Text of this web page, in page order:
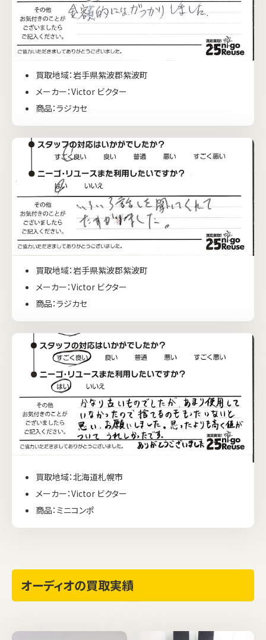
買取地域：岩手県紫波郡紫波町
メーカー：Victor ビクター
商品：ラジカセ
買取地域：岩手県紫波郡紫波町
メーカー：Victor ビクター
商品：ラジカセ
買取地域：北海道札幌市
メーカー：Victor ビクター
商品：ミニコンポ
オーディオの買取実績